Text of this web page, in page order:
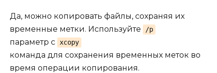
Да, можно копировать файлы, сохраняя их
временные метки. Используйте
/p
параметр с xcopy
команда для сохранения временных меток во
время операции копирования.